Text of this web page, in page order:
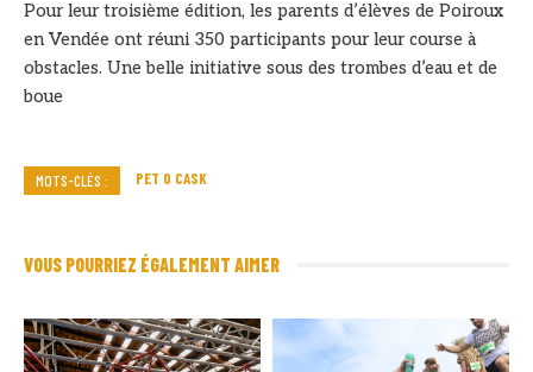
Pour leur troisième édition, les parents d’élèves de Poiroux
en Vendée ont réuni 350 participants pour leur course à
obstacles. Une belle initiative sous des trombes d’eau et de
boue
MOTS-CLÉS : PET O CASK
VOUS POURRIEZ ÉGALEMENT AIMER